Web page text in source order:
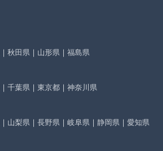
｜ 秋田県 ｜ 山形県 ｜ 福島県
｜ 千葉県 ｜ 東京都 ｜ 神奈川県
｜ 山梨県 ｜ 長野県 ｜ 岐阜県 ｜ 静岡県 ｜ 愛知県